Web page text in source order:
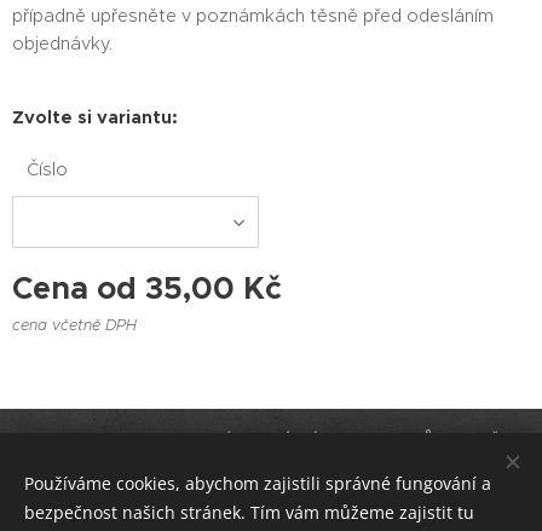
případně upřesněte v poznámkách těsně před odesláním
objednávky.
Zvolte si variantu:
Číslo
Cena od 35,00 Kč
cena včetně DPH
KAVÁRNA KACHNA CAFÉ
Cookies
Používáme cookies, abychom zajistili správné fungování a
bezpečnost našich stránek. Tím vám můžeme zajistit tu